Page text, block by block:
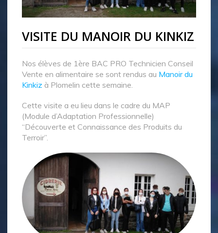
VISITE DU MANOIR DU KINKIZ
Nos élèves de 1ère BAC PRO Technicien Conseil
Vente en alimentaire se sont rendus au Manoir du
Kinkiz à Plomelin cette semaine.
Cette visite a eu lieu dans le cadre du MAP
(Module d’Adaptation Professionnelle)
“Découverte et Connaissance des Produits du
Terroir”.